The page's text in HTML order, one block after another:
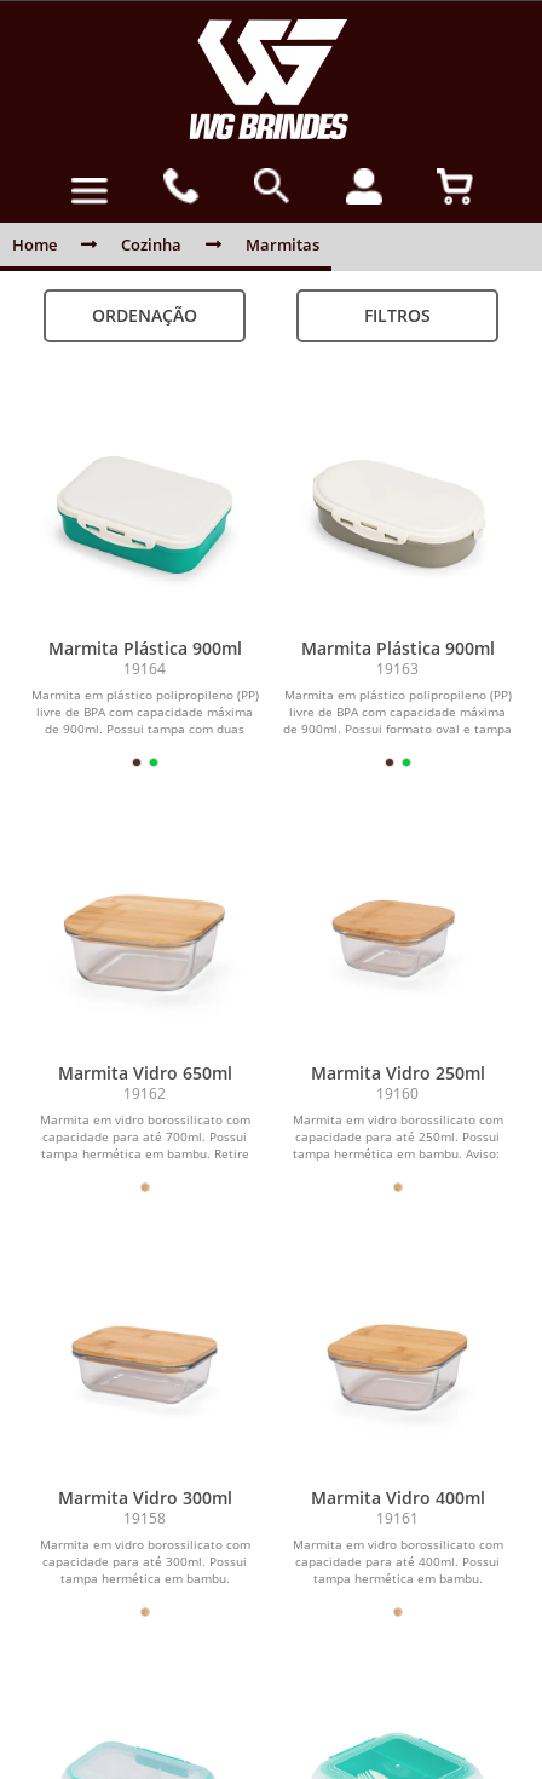
Home Cozinha Marmitas
ORDENAÇÃO FILTROS
Marmita Plástica 900ml
19164
Marmita em plástico polipropileno (PP)
livre de BPA com capacidade máxima
de 900ml. Possui tampa com duas
Marmita Plástica 900ml
19163
Marmita em plástico polipropileno (PP)
livre de BPA com capacidade máxima
de 900ml. Possui formato oval e tampa
Marmita Vidro 650ml
19162
Marmita em vidro borossilicato com
capacidade para até 700ml. Possui
tampa hermética em bambu. Retire
Marmita Vidro 250ml
19160
Marmita em vidro borossilicato com
capacidade para até 250ml. Possui
tampa hermética em bambu. Aviso:
Marmita Vidro 300ml
19158
Marmita em vidro borossilicato com
capacidade para até 300ml. Possui
tampa hermética em bambu.
Marmita Vidro 400ml
19161
Marmita em vidro borossilicato com
capacidade para até 400ml. Possui
tampa hermética em bambu.